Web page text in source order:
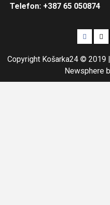
Telefon: +387 65 050874
Copyright Košarka24 © 2019
Newsphere